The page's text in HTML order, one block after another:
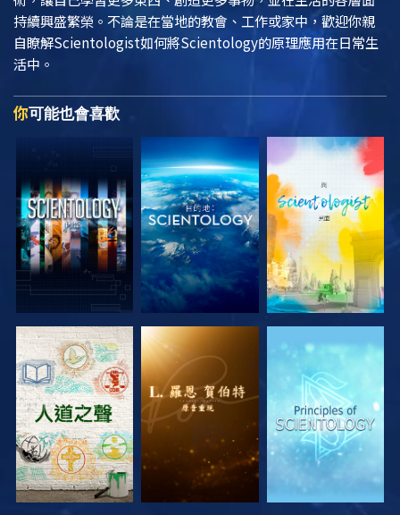
持續興盛繁榮。不論是在當地的教會、工作或家中，歡迎你親
自瞭解Scientologist如何將Scientology的原理應用在日常生
活中。
你可能也會喜歡
探索系列節目 探索系列節目 探索系列節目